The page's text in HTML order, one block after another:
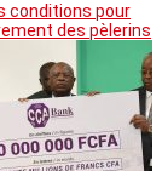
conditions pour
des pèlerins